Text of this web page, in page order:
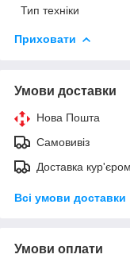
Тип техніки
Приховати
Умови доставки
Нова Пошта
Самовивіз
Доставка кур'єром
Всі умови доставки
Умови оплати